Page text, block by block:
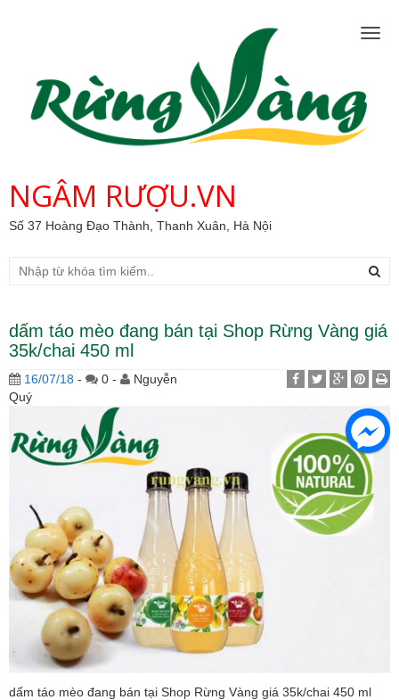
NGÂM RƯỢU.VN
Số 37 Hoàng Đạo Thành, Thanh Xuân, Hà Nội
dấm táo mèo đang bán tại Shop Rừng Vàng giá
35k/chai 450 ml
16/07/18 - 0 -
Nguyễn
Quý
dấm táo mèo đang bán tại Shop Rừng Vàng giá 35k/chai 450 ml